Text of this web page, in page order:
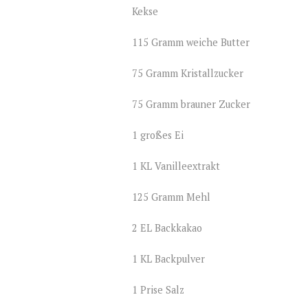
Kekse
115 Gramm weiche Butter
75 Gramm Kristallzucker
75 Gramm brauner Zucker
1 großes Ei
1 KL Vanilleextrakt
125 Gramm Mehl
2 EL Backkakao
1 KL Backpulver
1 Prise Salz